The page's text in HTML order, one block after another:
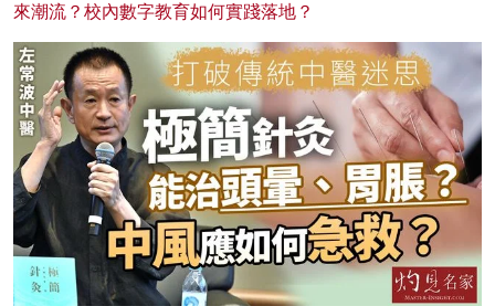
來潮流？校內數字教育如何實踐落地？